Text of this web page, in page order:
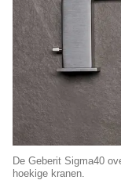
De Geberit Sigma40
hoekige kranen.